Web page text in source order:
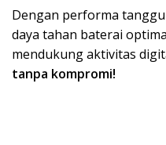
Dengan performa
daya tahan baterai
mendukung aktivitas
tanpa kompromi!